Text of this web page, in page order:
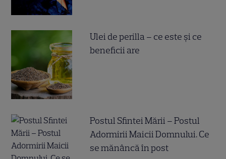
Ulei de perilla – ce este și ce
beneficii are
Postul Sfintei Mării – Postul
Adormirii Maicii Domnului. Ce
se mănâncă în post